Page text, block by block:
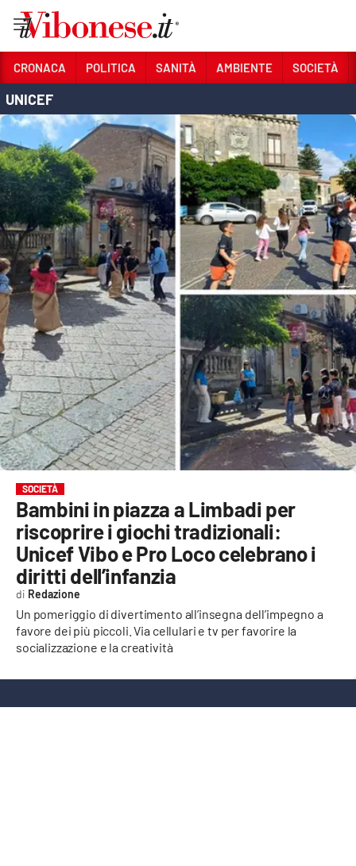
Sezioni
CRONACA
POLITICA
SANITÀ
AMBIENTE
SOCIETÀ
CULTURA
ECONOMIA E LAVORO
EVENTI
SPORT
Streaming
LAC TV
LAC NETWORK
LAC ONAIR
LaC
Network
LACPLAY.IT
CRONACA POLITICA SANITÀ AMBIENTE SOCIETÀ
UNICEF
SOCIETÀ
Bambini in piazza a Limbadi per
riscoprire i giochi tradizionali:
Unicef Vibo e Pro Loco celebrano i
diritti dell’infanzia
Un pomeriggio di divertimento all’insegna dell’impegno a
favore dei più piccoli. Via cellulari e tv per favorire la
socializzazione e la creatività
Redazione